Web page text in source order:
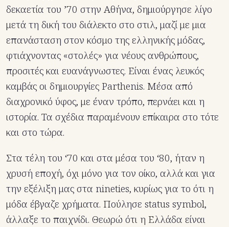
δεκαετία του ’70 στην Αθήνα, δημιούργησε λίγο
μετά τη δική του διάλεκτο στο στιλ, μαζί με μια
επανάσταση στον κόσμο της ελληνικής μόδας,
φτιάχνοντας «στολές» για νέους ανθρώπους,
προσιτές και ευανάγνωστες. Είναι ένας λευκός
καμβάς οι δημιουργίες Parthenis. Μέσα από
διαχρονικό ύφος, με έναν τρόπο, περνάει και η
ιστορία. Τα σχέδια παραμένουν επίκαιρα στο τότε
και στο τώρα.
Στα τέλη του ‘70 και στα μέσα του ‘80, ήταν η
χρυσή εποχή, όχι μόνο για τον οίκο, αλλά και για
την εξέλιξη μας στα nineties, κυρίως για το ότι η
μόδα έβγαζε χρήματα. Πούλησε status symbol,
άλλαξε το παιχνίδι. Θεωρώ ότι η Ελλάδα είναι